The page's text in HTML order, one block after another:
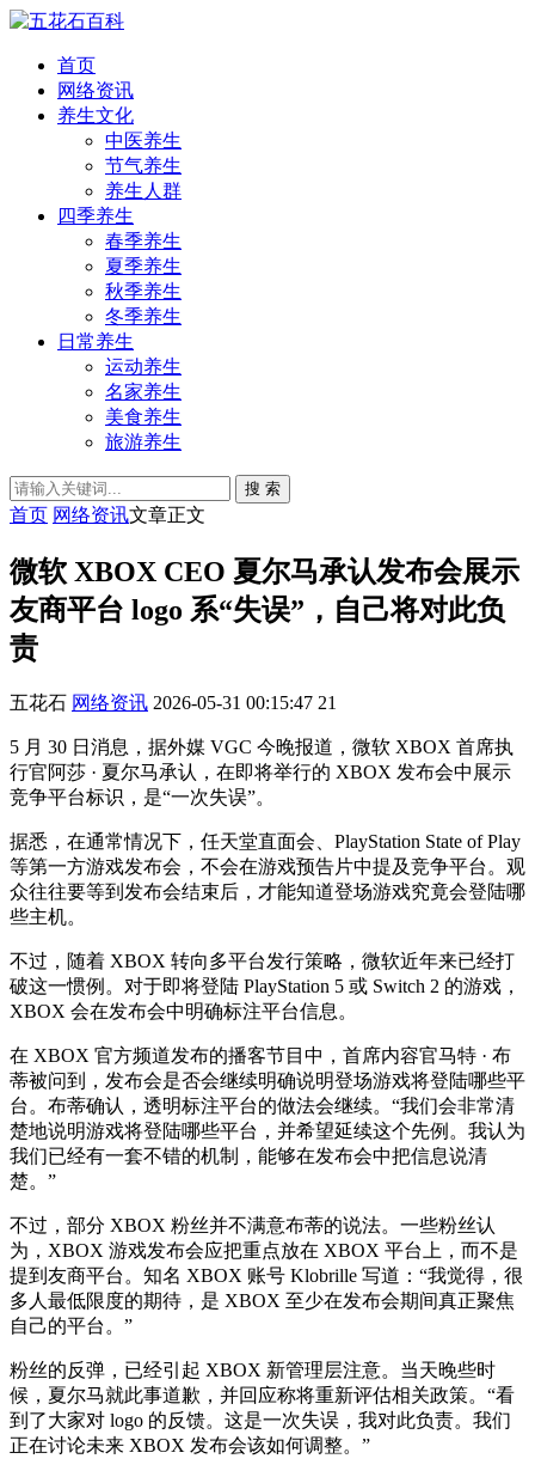
首页
网络资讯
养生文化
中医养生
节气养生
养生人群
四季养生
春季养生
夏季养生
秋季养生
冬季养生
日常养生
运动养生
名家养生
美食养生
旅游养生
搜 索
首页 网络资讯文章正文
微软 XBOX CEO 夏尔马承认发布会展示
友商平台 logo 系“失误”，自己将对此负
责
五花石 网络资讯 2026-05-31 00:15:47 21
5 月 30 日消息，据外媒 VGC 今晚报道，微软 XBOX 首席执
行官阿莎 · 夏尔马承认，在即将举行的 XBOX 发布会中展示
竞争平台标识，是“一次失误”。
据悉，在通常情况下，任天堂直面会、PlayStation State of Play
等第一方游戏发布会，不会在游戏预告片中提及竞争平台。观
众往往要等到发布会结束后，才能知道登场游戏究竟会登陆哪
些主机。
不过，随着 XBOX 转向多平台发行策略，微软近年来已经打
破这一惯例。对于即将登陆 PlayStation 5 或 Switch 2 的游戏，
XBOX 会在发布会中明确标注平台信息。
在 XBOX 官方频道发布的播客节目中，首席内容官马特 · 布
蒂被问到，发布会是否会继续明确说明登场游戏将登陆哪些平
台。布蒂确认，透明标注平台的做法会继续。“我们会非常清
楚地说明游戏将登陆哪些平台，并希望延续这个先例。我认为
我们已经有一套不错的机制，能够在发布会中把信息说清
楚。”
不过，部分 XBOX 粉丝并不满意布蒂的说法。一些粉丝认
为，XBOX 游戏发布会应把重点放在 XBOX 平台上，而不是
提到友商平台。知名 XBOX 账号 Klobrille 写道：“我觉得，很
多人最低限度的期待，是 XBOX 至少在发布会期间真正聚焦
自己的平台。”
粉丝的反弹，已经引起 XBOX 新管理层注意。当天晚些时
候，夏尔马就此事道歉，并回应称将重新评估相关政策。“看
到了大家对 logo 的反馈。这是一次失误，我对此负责。我们
正在讨论未来 XBOX 发布会该如何调整。”